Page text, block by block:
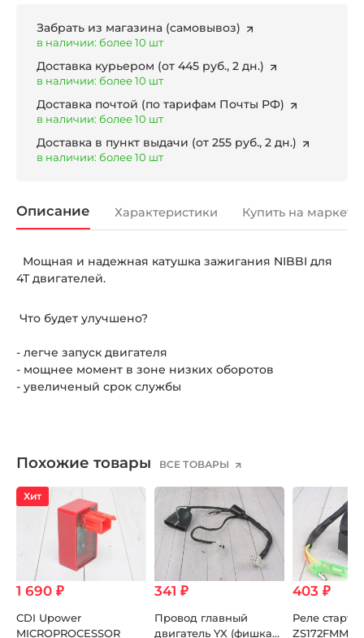
Забрать из магазина (самовывоз)
в наличии: более 10 шт
Доставка курьером (от 445 руб., 2 дн.)
в наличии: более 10 шт
Доставка почтой (по тарифам Почты РФ)
в наличии: более 10 шт
Доставка в пункт выдачи (от 255 руб., 2 дн.)
в наличии: более 10 шт
Описание Характеристики Купить на
Мощная и надежная катушка зажигания NIBBI для
4Т двигателей.
Что будет улучшено?
- легче запуск двигателя
- мощнее момент в зоне низких оборотов
- увеличеный срок службы
Похожие товары ВСЕ ТОВАРЫ
Хит
1 690 ₽
CDI Upower
MICROPROCESSOR
341 ₽
Провод главный
двигатель YX (фишка
403 ₽
Реле
ZS172FMM-